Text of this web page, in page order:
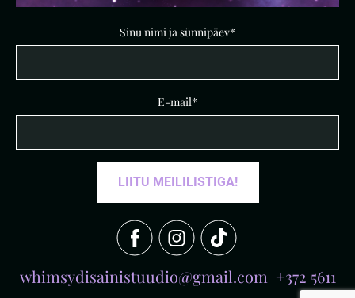
Sinu nimi ja sünnipäev
E-mail
whimsydisainistuudio@gmail.com +372 5611